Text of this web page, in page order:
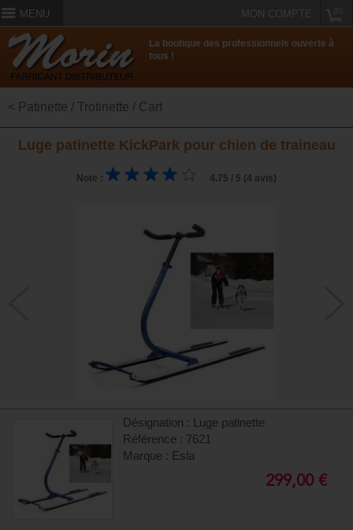
MENU MON COMPTE
La boutique des professionnels ouverte à
tous !
< Patinette / Trotinette / Cart
Luge patinette KickPark pour chien de traineau
Note : 4.75 / 5 (4 avis)
Désignation : Luge patinette
Référence : 7621
Marque : Esla
299,00 €